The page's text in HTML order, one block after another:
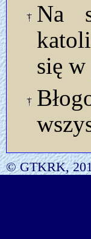
Na
się
© GTKRK,